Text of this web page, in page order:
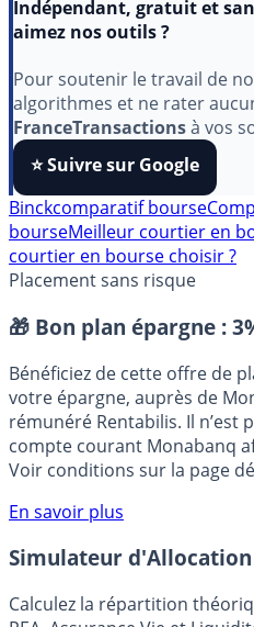
aimez nos outils ?
Pour soutenir le travail de
algorithmes et ne rater
FranceTransactionsà vos
⭐️ Suivre sur Google
Binckcomparatif bourse
bourseMeilleur courtier en
Placement sans risque
🎁 Bon plan épargne :
Bénéficiez de cette offre de
votre épargne, auprès de
rémunéré Rentabilis. Il n’est
compte courant Monabanq
Voir conditions sur la page
En savoir plus
Simulateur d'Allocation